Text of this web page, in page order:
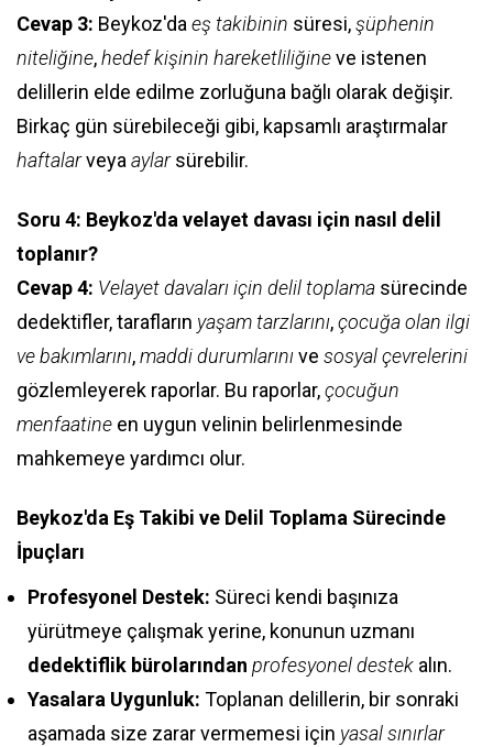
Cevap 3: Beykoz'daeş takibinin süresi,şüphenin
niteliğine,hedef kişinin hareketliliğineve istenen
delillerin elde edilme zorluğuna bağlı olarak değişir.
Birkaç gün sürebileceği gibi, kapsamlı araştırmalar
haftalarveyaaylarsürebilir.
Soru 4: Beykoz'da velayet davası için nasıl delil
toplanır?
Cevap 4: Velayet davaları için delil toplama sürecinde
dedektifler, tarafların yaşam tarzlarını,çocuğa olan ilgi
ve bakımlarını,maddi durumlarınıve sosyal çevrelerini
gözlemleyerek raporlar. Bu raporlar,çocuğun
menfaatine en uygun velinin belirlenmesinde
mahkemeye yardımcı olur.
Beykoz'da Eş Takibi ve Delil Toplama Sürecinde
İpuçları
Profesyonel Destek: Süreci kendi başınıza
yürütmeye çalışmak yerine, konunun uzmanı
dedektiflik bürolarından profesyonel destek alın.
Yasalara Uygunluk: Toplanan delillerin, bir sonraki
aşamada size zarar vermemesi için yasal sınırlar